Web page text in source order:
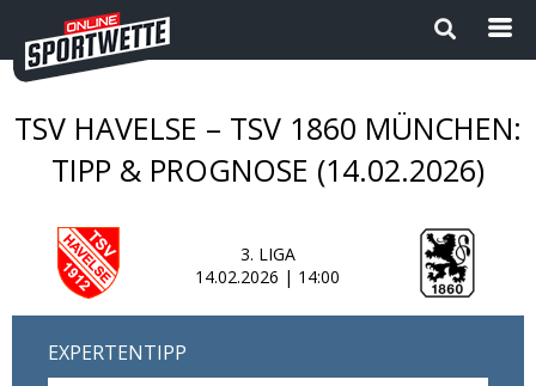
Sport Magazin
Vergleich 2026
TSV HAVELSE – TSV 1860 MÜNCHEN:
TIPP & PROGNOSE (14.02.2026)
3. LIGA
14.02.2026 | 14:00
EXPERTENTIPP